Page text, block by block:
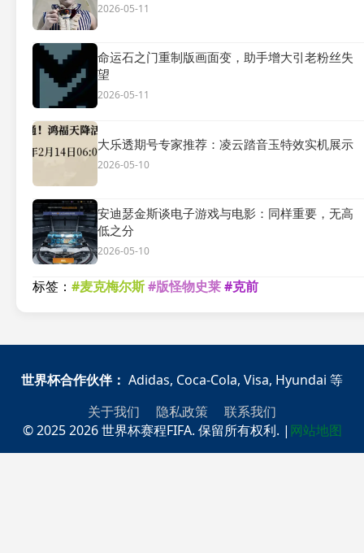
2026-05-11
命运石之门重制版画面变，助手增大引老粉丝失
望
2026-05-11
大乐透期号专家推荐：凌云踏音玉特效实机展示
2026-05-10
安迪瑟金斯谈电子游戏与电影：同样重要，无高
低之分
2026-05-10
标签： #麦克梅尔斯#版怪物史莱#克前
世界杯合作伙伴： Adidas, Coca-Cola, Visa, Hyundai 等
关于我们
隐私政策
联系我们
© 2025 2026 世界杯赛程FIFA. 保留所有权利. | 网站地图